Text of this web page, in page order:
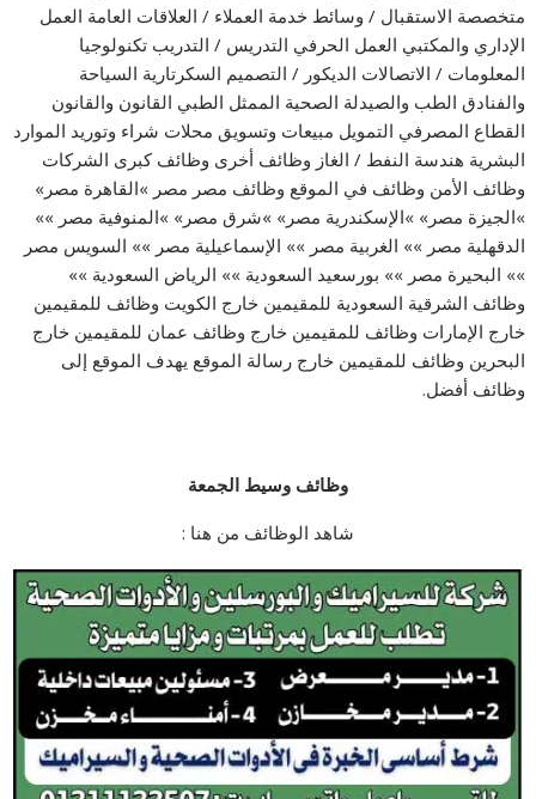
متخصصة الاستقبال / وسائط خدمة العملاء / العلاقات العامة العمل
الإداري والمكتبي العمل الحرفي التدريس / التدريب تكنولوجيا
المعلومات / الاتصالات الديكور / التصميم السكرتارية السياحة
والفنادق الطب والصيدلة الصحية الممثل الطبي القانون والقانون
القطاع المصرفي التمويل مبيعات وتسويق محلات شراء وتوريد الموارد
البشرية هندسة النفط / الغاز وظائف أخرى وظائف كبرى الشركات
وظائف الأمن وظائف في الموقع وظائف مصر مصر »القاهرة مصر»
»الجيزة مصر» »الإسكندرية مصر» »شرق مصر» »المنوفية مصر »»
الدقهلية مصر »» الغربية مصر »» الإسماعيلية مصر »» السويس مصر
»» البحيرة مصر »» بورسعيد السعودية »» الرياض السعودية »»
وظائف الشرقية السعودية للمقيمين خارج الكويت وظائف للمقيمين
خارج الإمارات وظائف للمقيمين خارج وظائف عمان للمقيمين خارج
البحرين وظائف للمقيمين خارج رسالة الموقع يهدف الموقع إلى
وظائف أفضل.
وظائف وسيط الجمعة
شاهد الوظائف من هنا :